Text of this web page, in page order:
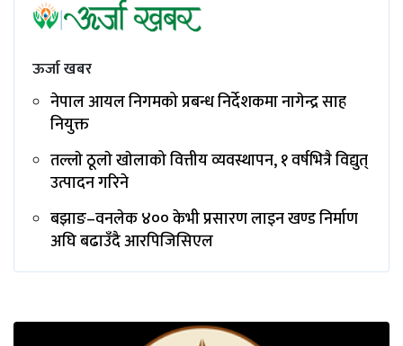
ऊर्जा खबर
नेपाल आयल निगमको प्रबन्ध निर्देशकमा नागेन्द्र साह
नियुक्त
तल्लाे ठूलाे खाेलाको वित्तीय व्यवस्थापन, १ वर्षभित्रै विद्युत्
उत्पादन गरिने
बझाङ–वनलेक ४०० केभी प्रसारण लाइन खण्ड निर्माण
अघि बढाउँदै आरपिजिसिएल